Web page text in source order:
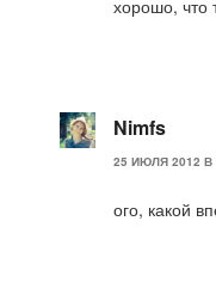
хорошо, что
Nimfs
25 ИЮЛЯ 2012 В
ого, какой